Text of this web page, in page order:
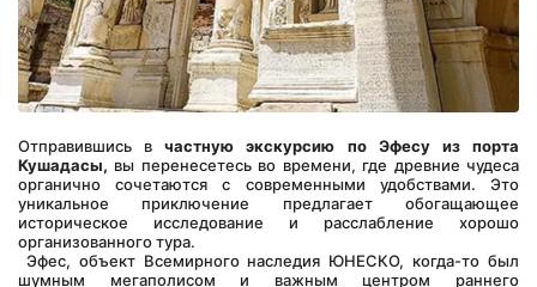
Отправившись в частную экскурсию по Эфесу из порта
Кушадасы, вы перенесетесь во времени, где древние чудеса
органично сочетаются с современными удобствами. Это
уникальное приключение предлагает обогащающее
историческое исследование и расслабление хорошо
организованного тура.
шумным мегаполисом и важным центром раннего